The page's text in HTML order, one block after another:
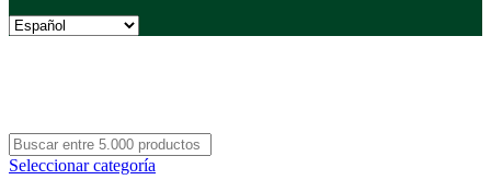
Seleccionar categoría